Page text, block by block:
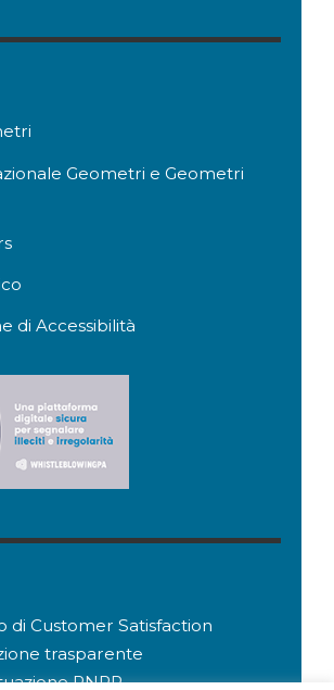
Geometri e Geometri
di Accessibilità
di Customer Satisfaction
trasparente
PNRR